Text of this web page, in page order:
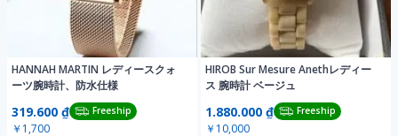
HANNAH MARTIN レディースクォ
ーツ腕時計、防水仕様
319.600 ₫ Freeship
￥1,700
HIROB Sur Mesure Anethレディー
ス 腕時計 ベージュ
1.880.000 ₫ Freeship
￥10,000